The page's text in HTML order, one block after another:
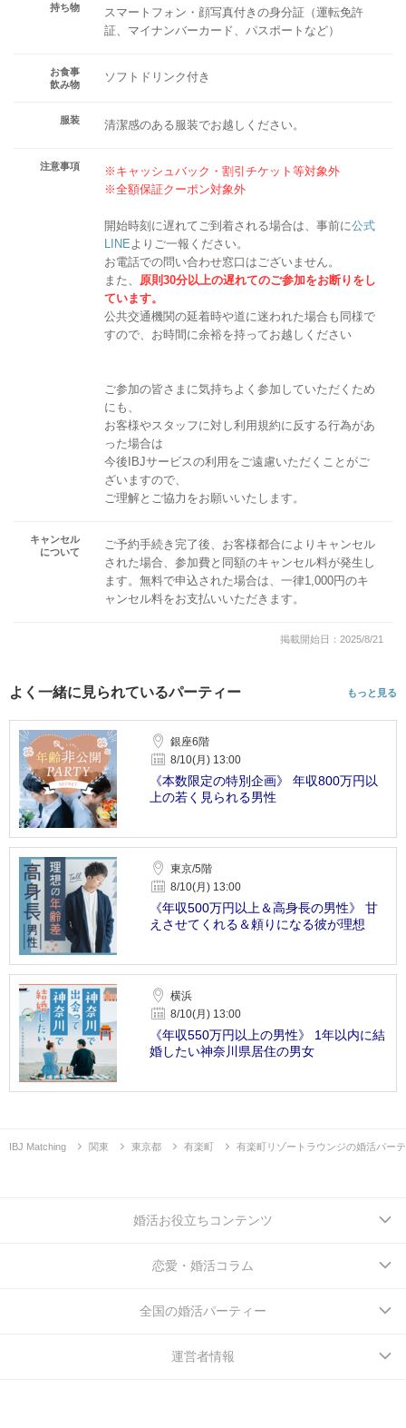
持ち物
スマートフォン・顔写真付きの身分証（運転免許
証、マイナンバーカード、パスポートなど）
お食事
飲み物
ソフトドリンク付き
服装 清潔感のある服装でお越しください。
注意事項
※キャッシュバック・割引チケット等対象外
※全額保証クーポン対象外
開始時刻に遅れてご到着される場合は、事前に公式
LINE よりご一報ください。
お電話での問い合わせ窓口はございません。
また、 原則30分以上の遅れてのご参加をお断りをし
ています。
公共交通機関の延着時や道に迷われた場合も同様で
すので、お時間に余裕を持ってお越しください
ご参加の皆さまに気持ちよく参加していただくため
にも、
お客様やスタッフに対し利用規約に反する行為があ
った場合は
今後IBJサービスの利用をご遠慮いただくことがご
ざいますので、
ご理解とご協力をお願いいたします。
キャンセル
について
ご予約手続き完了後、お客様都合によりキャンセル
された場合、参加費と同額のキャンセル料が発生し
ます。無料で申込された場合は、一律1,000円のキ
ャンセル料をお支払いいただきます。
掲載開始日：2025/8/21
よく一緒に見られているパーティー もっと見る
銀座6階
8/10(月) 13:00
《本数限定の特別企画》 年収800万円以
上の若く見られる男性
東京/5階
8/10(月) 13:00
《年収500万円以上＆高身長の男性》 甘
えさせてくれる＆頼りになる彼が理想
横浜
8/10(月) 13:00
《年収550万円以上の男性》 1年以内に結
婚したい神奈川県居住の男女
IBJ Matching 関東 東京都 有楽町 有楽町リゾートラウンジの婚活パー
婚活お役立ちコンテンツ
恋愛・婚活コラム
全国の婚活パーティー
運営者情報